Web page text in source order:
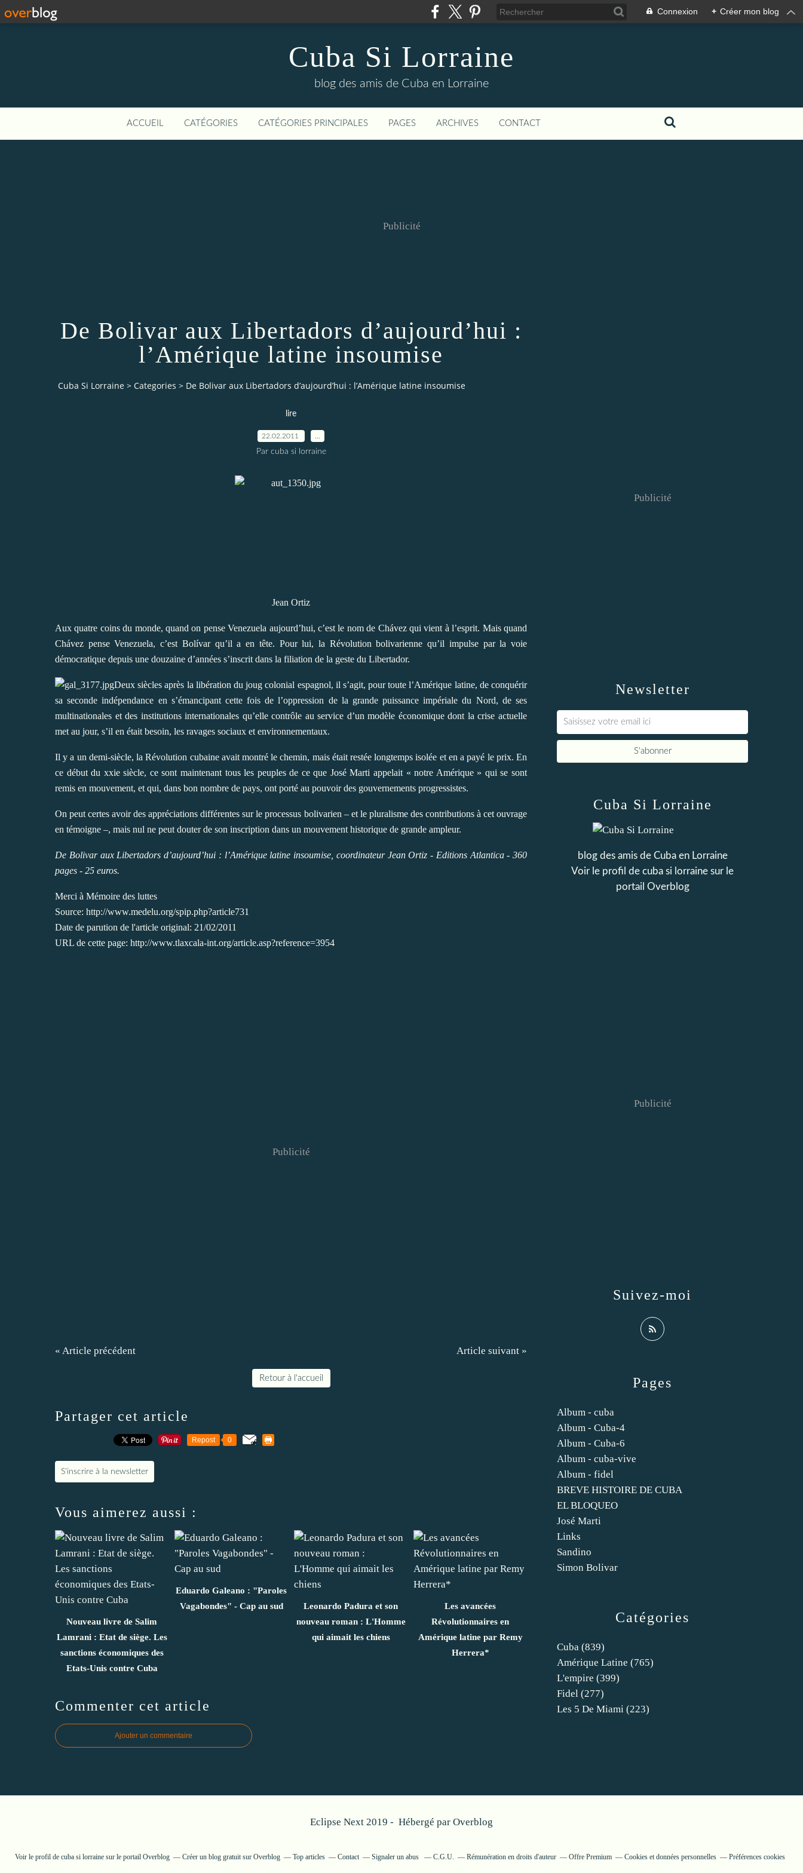
Connexion + Créer mon blog
Cuba Si Lorraine
blog des amis de Cuba en Lorraine
ACCUEIL CATÉGORIES CATÉGORIES PRINCIPALES PAGES ARCHIVES CONTACT
Publicité
De Bolivar aux Libertadors d’aujourd’hui :
l’Amérique latine insoumise
Cuba Si Lorraine > Categories > De Bolivar aux Libertadors d’aujourd’hui : l’Amérique latine insoumise
lire
22.02.2011
Par cuba si lorraine
Jean Ortiz
Aux quatre coins du monde, quand on pense Venezuela aujourd’hui, c’est le nom de Chávez qui vient à l’esprit. Mais quand
Chávez pense Venezuela, c’est Bolívar qu’il a en tête. Pour lui, la Révolution bolivarienne qu’il impulse par la voie
démocratique depuis une douzaine d’années s’inscrit dans la filiation de la geste du Libertador.
Deux siècles après la libération du joug colonial espagnol, il s’agit, pour toute l’Amérique latine, de conquérir
sa seconde indépendance en s’émancipant cette fois de l’oppression de la grande puissance impériale du Nord, de ses
multinationales et des institutions internationales qu’elle contrôle au service d’un modèle économique dont la crise actuelle
met au jour, s’il en était besoin, les ravages sociaux et environnementaux.
Il y a un demi-siècle, la Révolution cubaine avait montré le chemin, mais était restée longtemps isolée et en a payé le prix. En
ce début du xxie siècle, ce sont maintenant tous les peuples de ce que José Marti appelait « notre Amérique » qui se sont
remis en mouvement, et qui, dans bon nombre de pays, ont porté au pouvoir des gouvernements progressistes.
On peut certes avoir des appréciations différentes sur le processus bolivarien – et le pluralisme des contributions à cet ouvrage
en témoigne –, mais nul ne peut douter de son inscription dans un mouvement historique de grande ampleur.
De Bolivar aux Libertadors d’aujourd’hui : l’Amérique latine insoumise, coordinateur Jean Ortiz - Editions Atlantica - 360
pages - 25 euros.
Merci à Mémoire des luttes
Source: http://www.medelu.org/spip.php?article731
Date de parution de l'article original: 21/02/2011
URL de cette page: http://www.tlaxcala-int.org/article.asp?reference=3954
Publicité
« Article précédent Article suivant »
Retour à l'accueil
Partager cet article
Repost 0
S'inscrire à la newsletter
Vous aimerez aussi :
Nouveau livre de Salim
Lamrani : Etat de siège. Les
sanctions économiques des
Etats-Unis contre Cuba
Eduardo Galeano : "Paroles
Vagabondes" - Cap au sud
Leonardo Padura et son
nouveau roman : L'Homme
qui aimait les chiens
Les avancées
Révolutionnaires en
Amérique latine par Remy
Herrera*
Commenter cet article
Ajouter un commentaire
Newsletter
Publicité
Catégories
Cuba (839)
Amérique Latine (765)
L'empire (399)
Fidel (277)
Les 5 De Miami (223)
Pages
Album - cuba
Album - Cuba-4
Album - Cuba-6
Album - cuba-vive
Album - fidel
BREVE HISTOIRE DE CUBA
EL BLOQUEO
José Marti
Links
Sandino
Simon Bolivar
Cuba Si Lorraine
blog des amis de Cuba en Lorraine
Voir le profil de cuba si lorraine sur le
portail Overblog
Suivez-moi
Publicité
Eclipse Next 2019 - Hébergé par Overblog
Voir le profil de cuba si lorrainesur le portail Overblog Créer un blog gratuit sur Overblog Top articles Contact Signaler un abus C.G.U. Rémunération en droits d'auteur Offre Premium Cookies et données personnelles Préférences cookies